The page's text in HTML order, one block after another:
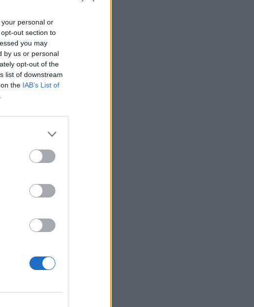
personal or
out section to
you may
by us or personal
opt-out of the
list of downstream
the IAB’s List of